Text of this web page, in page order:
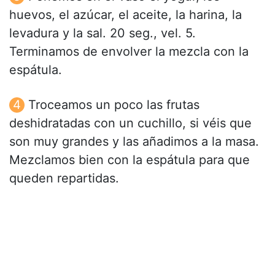
huevos, el azúcar, el aceite, la harina, la
levadura y la sal. 20 seg., vel. 5.
Terminamos de envolver la mezcla con la
espátula.
Troceamos un poco las frutas
deshidratadas con un cuchillo, si véis que
son muy grandes y las añadimos a la masa.
Mezclamos bien con la espátula para que
queden repartidas.